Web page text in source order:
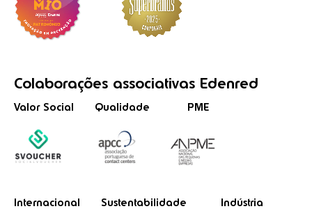
Colaborações associativas Edenred
Valor Social Qualidade PME
Internacional Sustentabilidade Indústria